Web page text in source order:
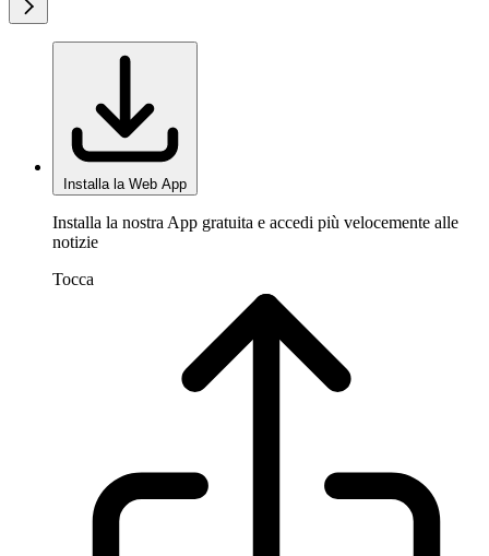
Installa la Web App
Installa la nostra App gratuita e accedi più velocemente alle
notizie
Tocca